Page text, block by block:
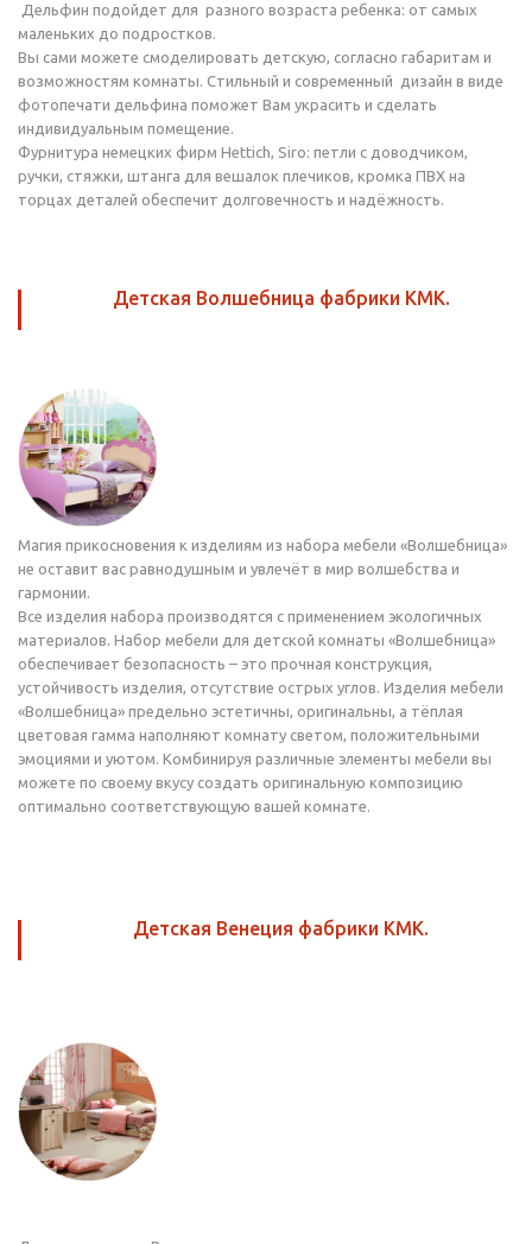
Дельфин подойдет для разного возраста ребенка: от самых
маленьких до подростков.
Вы сами можете смоделировать детскую, согласно габаритам и
возможностям комнаты. Стильный и современный дизайн в виде
фотопечати дельфина поможет Вам украсить и сделать
индивидуальным помещение.
Фурнитура немецких фирм Hettich, Siro: петли с доводчиком,
ручки, стяжки, штанга для вешалок плечиков, кромка ПВХ на
торцах деталей обеспечит долговечность и надёжность.
Детская Волшебница фабрики КМК.
Магия прикосновения к изделиям из набора мебели «Волшебница»
не оставит вас равнодушным и увлечёт в мир волшебства и
гармонии.
Все изделия набора производятся с применением экологичных
материалов. Набор мебели для детской комнаты «Волшебница»
обеспечивает безопасность – это прочная конструкция,
устойчивость изделия, отсутствие острых углов. Изделия мебели
«Волшебница» предельно эстетичны, оригинальны, а тёплая
цветовая гамма наполняют комнату светом, положительными
эмоциями и уютом. Комбинируя различные элементы мебели вы
можете по своему вкусу создать оригинальную композицию
оптимально соответствующую вашей комнате.
Детская Венеция фабрики КМК.